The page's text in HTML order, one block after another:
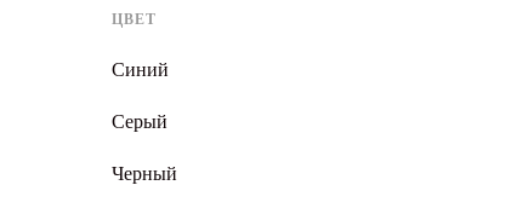
ЦВЕТ
Синий
Серый
Черный